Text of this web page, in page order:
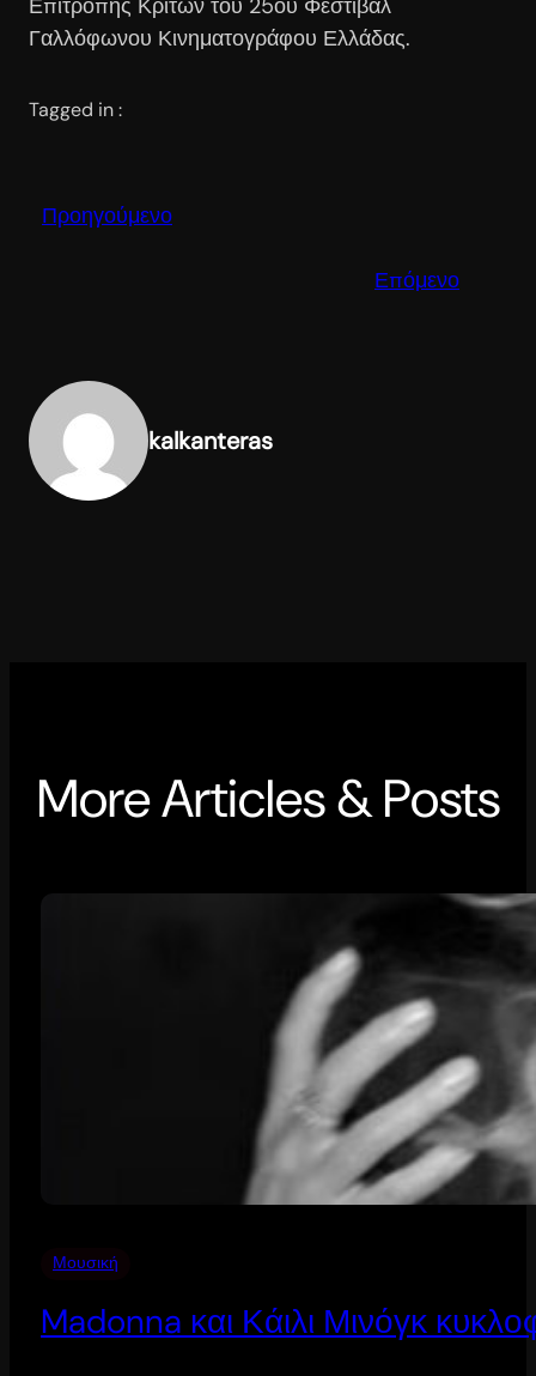
Γαλλόφωνου Κινηματογράφου Ελλάδας.
Tagged in :
Προηγούμενο
Επόμενο
kalkanteras
More Articles & Posts
Μουσική
Madonna και Κάιλι Μινόγκ